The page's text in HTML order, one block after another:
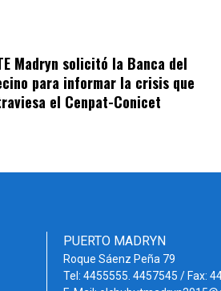
Madryn solicitó la Banca del
para informar la crisis que
el Cenpat-Conicet
PUERTO MADRYN
Roque Sáenz Peña 79
Tel: 4455555. 4457545 / Fax: